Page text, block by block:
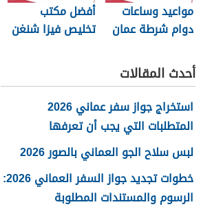
مواعيد وساعات
دوام شرطة عمان
أفضل مكتب
تخليص فيزا شنغن
أحدث المقالات
استخراج جواز سفر عماني 2026
المتطلبات التي يجب أن تعرفها
لبس سلاح الجو العماني بالصور 2026
خطوات تجديد جواز السفر العماني 2026:
الرسوم والمستندات المطلوبة